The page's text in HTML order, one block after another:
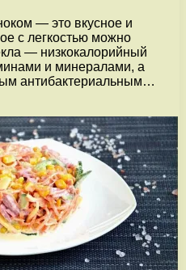
— это вкусное и
с легкостью можно
— низкокалорийный
и минералами, а
антибактериальным…